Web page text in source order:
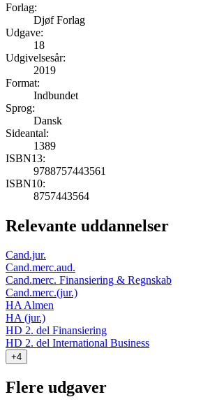
Forlag:
Djøf Forlag
Udgave:
18
Udgivelsesår:
2019
Format:
Indbundet
Sprog:
Dansk
Sideantal:
1389
ISBN13:
9788757443561
ISBN10:
8757443564
Relevante uddannelser
Cand.jur.
Cand.merc.aud.
Cand.merc. Finansiering & Regnskab
Cand.merc.(jur.)
HA Almen
HA (jur.)
HD 2. del Finansiering
HD 2. del International Business
+4
Flere udgaver